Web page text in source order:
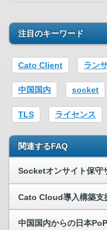
注目のキーワード
Cato Client ラン
中国国内 socket
TLS ライセンス
関連するFAQ
Socketオンサイト保守
Cato Cloud導入構築支
中国国内からの日本